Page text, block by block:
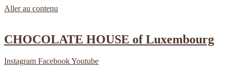
Aller au contenu
CHOCOLATE HOUSE of Luxembourg
Instagram FacebookYoutube